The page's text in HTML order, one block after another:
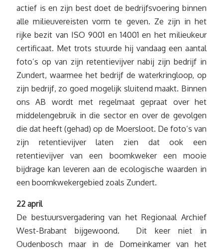
actief is en zijn best doet de bedrijfsvoering binnen
alle milieuvereisten vorm te geven. Ze zijn in het
rijke bezit van ISO 9001 en 14001 en het milieukeur
certificaat. Met trots stuurde hij vandaag een aantal
foto’s op van zijn retentievijver nabij zijn bedrijf in
Zundert, waarmee het bedrijf de waterkringloop, op
zijn bedrijf, zo goed mogelijk sluitend maakt. Binnen
ons AB wordt met regelmaat gepraat over het
middelengebruik in die sector en over de gevolgen
die dat heeft (gehad) op de Moersloot. De foto’s van
zijn retentievijver laten zien dat ook een
retentievijver van een boomkweker een mooie
bijdrage kan leveren aan de ecologische waarden in
een boomkwekergebied zoals Zundert.
22 april
De bestuursvergadering van het Regionaal Archief
West-Brabant bijgewoond. Dit keer niet in
Oudenbosch maar in de Domeinkamer van het